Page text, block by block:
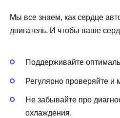
Мы все знаем, как сердце
двигатель. И чтобы ваше
Поддерживайте
Регулярно проверяйте и
Не забывайте про
охлаждения.